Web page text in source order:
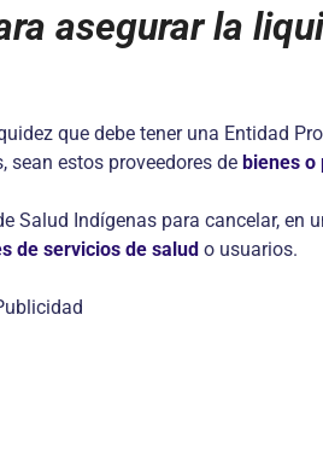
asegurar la
que debe tener una Entidad
sean estos proveedores de bienes o
Indígenas para cancelar, en
de servicios de salud o usuarios.